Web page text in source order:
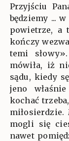
Przyjściu
będziemy ...
powietrze, a
kończy
temi
mówiła, iż
sądu, kiedy
jeno
kochać
mogli się
nawet